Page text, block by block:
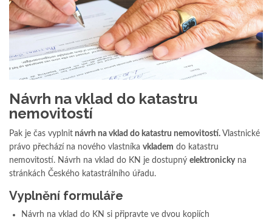
Návrh na vklad do katastru
nemovitostí
Pak je čas vyplnit návrh na vklad do katastru nemovitostí. Vlastnické
právo přechází na nového vlastníka vkladem do katastru
nemovitostí. Návrh na vklad do KN je dostupný elektronickyna
stránkách Českého katastrálního úřadu.
Vyplnění formuláře
Návrh na vklad do KN si připravte ve dvou kopiích